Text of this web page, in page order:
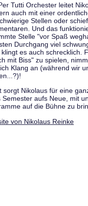
Tutti Orchester leitet
auch mit einer
Stellen oder
Und das
Stelle "vor Spaß
Durchgang viel
es auch schrecklich.
mit Biss" zu spielen,
Klang an (während wir
sorgt Nikolaus für eine
Semester aufs Neue, mit
auf die Bühne zu
von Nikolaus Reinke